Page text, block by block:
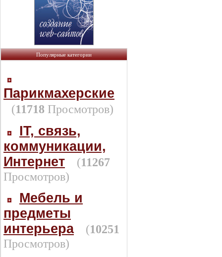
Популярные категории
Парикмахерские
(11718 Просмотров)
IT, связь,
коммуникации,
Интернет
(11267
Просмотров)
Мебель и
предметы
интерьера
(10251
Просмотров)